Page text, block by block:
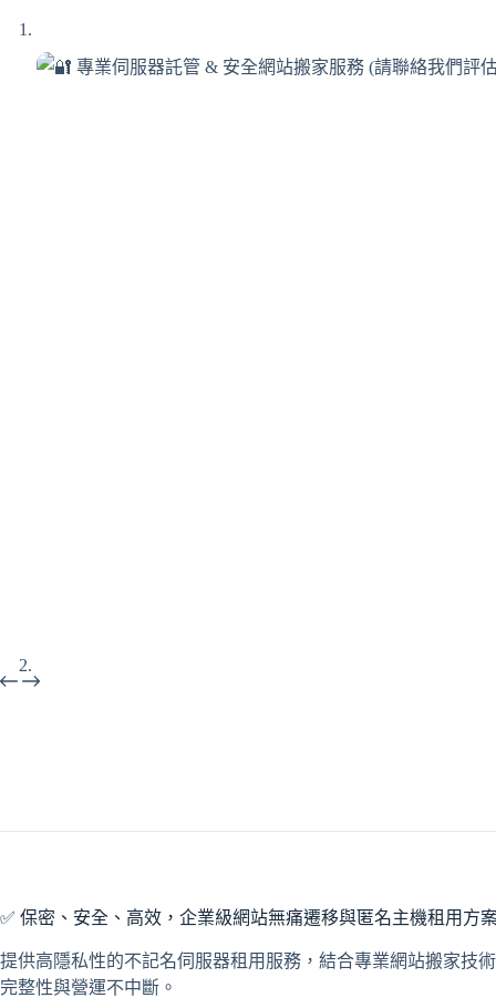
✅ 保密、安全、高效，企業級網站無痛遷移與匿名主機租用方
提供高隱私性的不記名伺服器租用服務，結合專業網站搬家技
完整性與營運不中斷。